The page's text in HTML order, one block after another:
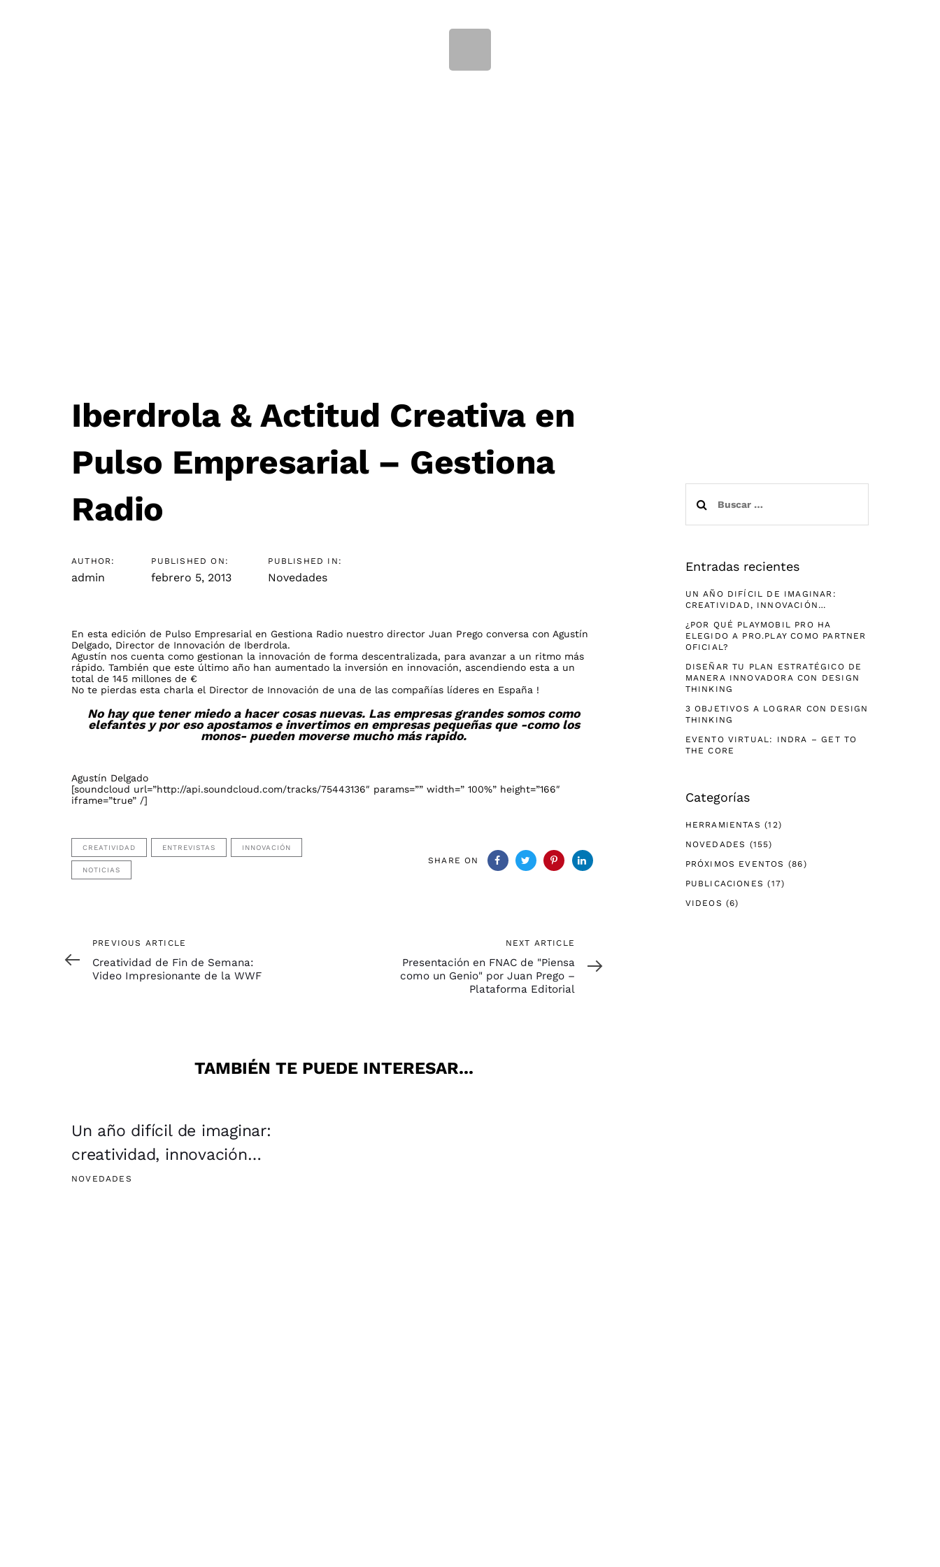
Iberdrola & Actitud Creativa en
Pulso Empresarial – Gestiona
Radio
AUTHOR:
admin
PUBLISHED ON:
febrero 5, 2013
PUBLISHED IN:
Novedades
En esta edición de Pulso Empresarial en Gestiona Radio nuestro director Juan Prego conversa con Agustín
Delgado, Director de Innovación de Iberdrola.
Agustín nos cuenta como gestionan la innovación de forma descentralizada, para avanzar a un ritmo más
rápido. También que este último año han aumentado la inversión en innovación, ascendiendo esta a un
total de 145 millones de €
No te pierdas esta charla el Director de Innovación de una de las compañías líderes en España !
No hay que tener miedo a hacer cosas nuevas. Las empresas grandes somos como
elefantes y por eso apostamos e invertimos en empresas pequeñas que -como los
monos- pueden moverse mucho más rapido.
Agustín Delgado
[soundcloud url=”http://api.soundcloud.com/tracks/75443136″ params=”” width=” 100%” height=”166″
iframe=”true” /]
CREATIVIDAD ENTREVISTAS INNOVACIÓN
NOTICIAS
SHARE ON
Post
navigation
Previous
Article
PREVIOUS ARTICLE
Creatividad de Fin de Semana:
Video Impresionante de la WWF
NEXT ARTICLE
Presentación en FNAC de "Piensa
como un Genio" por Juan Prego –
Plataforma Editorial
TAMBIÉN TE PUEDE INTERESAR...
Un año difícil de imaginar:
creatividad, innovación…
NOVEDADES
Entradas recientes
UN AÑO DIFÍCIL DE IMAGINAR:
CREATIVIDAD, INNOVACIÓN…
¿POR QUÉ PLAYMOBIL PRO HA
ELEGIDO A PRO.PLAY COMO PARTNER
OFICIAL?
DISEÑAR TU PLAN ESTRATÉGICO DE
MANERA INNOVADORA CON DESIGN
THINKING
3 OBJETIVOS A LOGRAR CON DESIGN
THINKING
EVENTO VIRTUAL: INDRA – GET TO
THE CORE
Categorías
HERRAMIENTAS (12)
NOVEDADES (155)
PRÓXIMOS EVENTOS (86)
PUBLICACIONES (17)
VIDEOS (6)